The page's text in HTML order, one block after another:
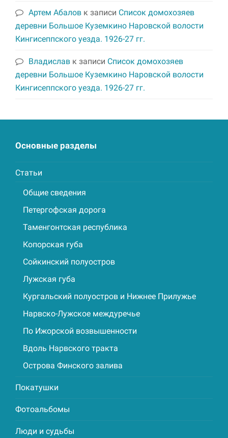
Артем Абалов к записи Список домохозяев
деревни Большое Куземкино Наровской волости
Кингисеппского уезда. 1926-27 гг.
Владислав к записи Список домохозяев
деревни Большое Куземкино Наровской волости
Кингисеппского уезда. 1926-27 гг.
Основные разделы
Статьи
Общие сведения
Петергофская дорога
Таменгонтская республика
Копорская губа
Сойкинский полуостров
Лужская губа
Кургальский полуостров и Нижнее Прилужье
Нарвско-Лужское междуречье
По Ижорской возвышенности
Вдоль Нарвского тракта
Острова Финского залива
Покатушки
Фотоальбомы
Люди и судьбы